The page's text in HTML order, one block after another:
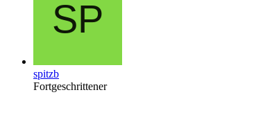
spitzb
Fortgeschrittener